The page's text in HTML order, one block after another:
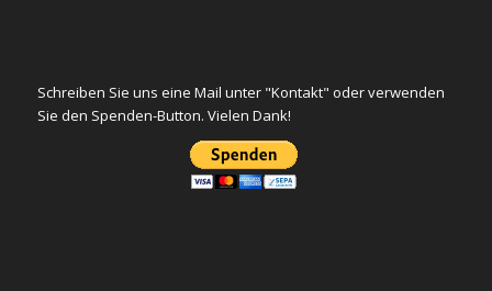
Schreiben Sie uns eine Mail unter "Kontakt" oder verwenden
Sie den Spenden-Button. Vielen Dank!